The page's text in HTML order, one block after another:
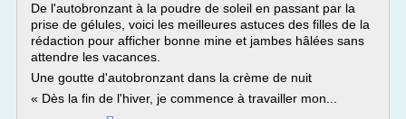
De l'autobronzant à la poudre de soleil en passant par la
prise de gélules, voici les meilleures astuces des filles de la
rédaction pour afficher bonne mine et jambes hâlées sans
attendre les vacances.
Une goutte d'autobronzant dans la crème de nuit
« Dès la fin de l'hiver, je commence à travailler mon...